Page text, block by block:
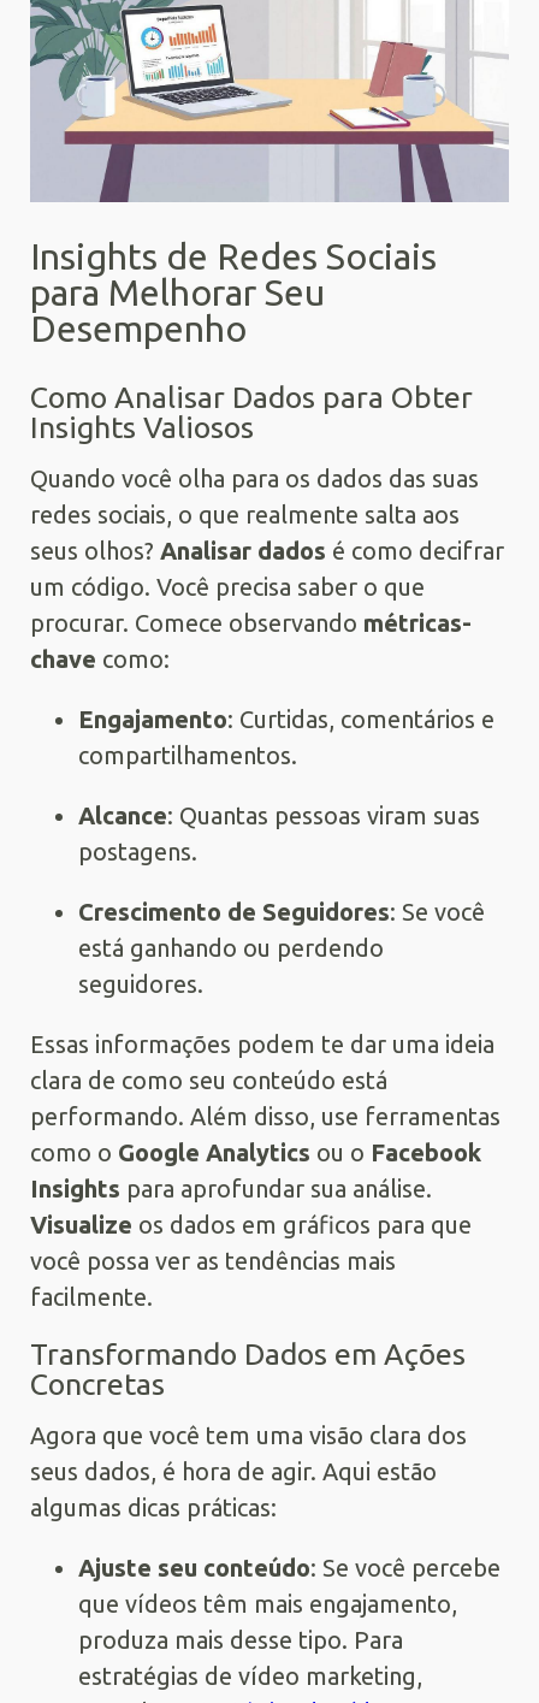
Insights de Redes Sociais
para Melhorar Seu
Desempenho
Como Analisar Dados para Obter
Insights Valiosos
Quando você olha para os dados das suas
redes sociais, o que realmente salta aos
seus olhos? Analisar dados é como decifrar
um código. Você precisa saber o que
procurar. Comece observando métricas-
chave como:
Engajamento: Curtidas, comentários e
compartilhamentos.
Alcance: Quantas pessoas viram suas
postagens.
Crescimento de Seguidores: Se você
está ganhando ou perdendo
seguidores.
Essas informações podem te dar uma ideia
clara de como seu conteúdo está
performando. Além disso, use ferramentas
como o Google Analytics ou o Facebook
Insights para aprofundar sua análise.
Visualize os dados em gráficos para que
você possa ver as tendências mais
facilmente.
Transformando Dados em Ações
Concretas
Agora que você tem uma visão clara dos
seus dados, é hora de agir. Aqui estão
algumas dicas práticas:
Ajuste seu conteúdo: Se você percebe
que vídeos têm mais engajamento,
produza mais desse tipo. Para
estratégias de vídeo marketing,